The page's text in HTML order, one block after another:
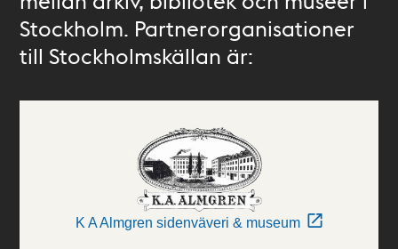
Stockholm. Partnerorganisationer
till Stockholmskällan är:
K A Almgren sidenväveri & museum